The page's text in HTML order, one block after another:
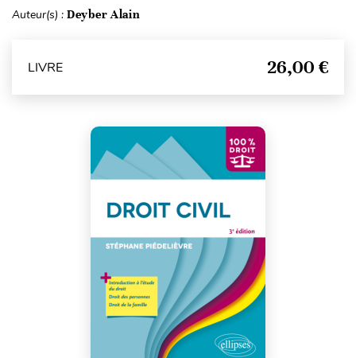
Auteur(s) : Deyber Alain
LIVRE 26,00 €